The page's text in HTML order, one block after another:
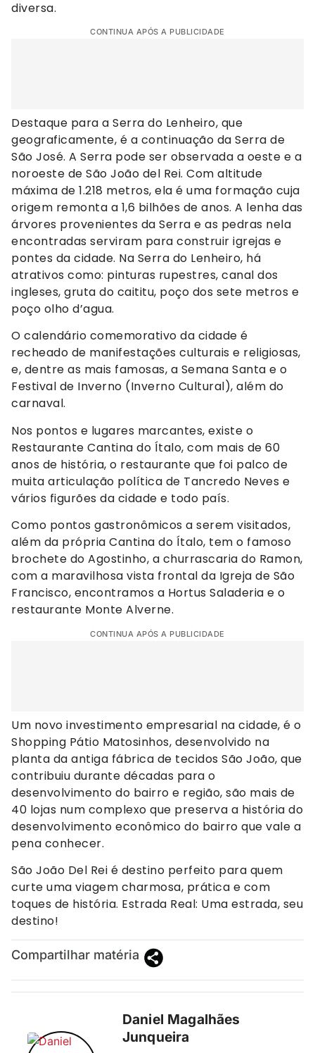
diversa.
CONTINUA APÓS A PUBLICIDADE
Destaque para a Serra do Lenheiro, que
geograficamente, é a continuação da Serra de
São José. A Serra pode ser observada a oeste e a
noroeste de São João del Rei. Com altitude
máxima de 1.218 metros, ela é uma formação cuja
origem remonta a 1,6 bilhões de anos. A lenha das
árvores provenientes da Serra e as pedras nela
encontradas serviram para construir igrejas e
pontes da cidade. Na Serra do Lenheiro, há
atrativos como: pinturas rupestres, canal dos
ingleses, gruta do caititu, poço dos sete metros e
poço olho d’agua.
O calendário comemorativo da cidade é
recheado de manifestações culturais e religiosas,
e, dentre as mais famosas, a Semana Santa e o
Festival de Inverno (Inverno Cultural), além do
carnaval.
Nos pontos e lugares marcantes, existe o
Restaurante Cantina do Ítalo, com mais de 60
anos de história, o restaurante que foi palco de
muita articulação política de Tancredo Neves e
vários figurões da cidade e todo país.
Como pontos gastronômicos a serem visitados,
além da própria Cantina do Ítalo, tem o famoso
brochete do Agostinho, a churrascaria do Ramon,
com a maravilhosa vista frontal da Igreja de São
Francisco, encontramos a Hortus Saladeria e o
restaurante Monte Alverne.
CONTINUA APÓS A PUBLICIDADE
Um novo investimento empresarial na cidade, é o
Shopping Pátio Matosinhos, desenvolvido na
planta da antiga fábrica de tecidos São João, que
contribuiu durante décadas para o
desenvolvimento do bairro e região, são mais de
40 lojas num complexo que preserva a história do
desenvolvimento econômico do bairro que vale a
pena conhecer.
São João Del Rei é destino perfeito para quem
curte uma viagem charmosa, prática e com
toques de história. Estrada Real: Uma estrada, seu
destino!
Compartilhar matéria
Daniel Magalhães
Junqueira